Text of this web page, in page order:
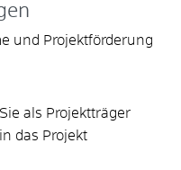
und Projektförderung
als Projektträger
das Projekt